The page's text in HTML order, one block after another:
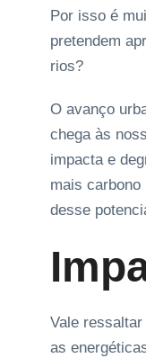
Por isso é
pretendem
rios?
O avanço
chega às
impacta e
mais carbono
desse
Vale
as